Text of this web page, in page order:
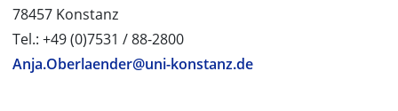
78457 Konstanz
Tel.: +49 (0)7531 / 88-2800
Anja.Oberlaender@uni-konstanz.de